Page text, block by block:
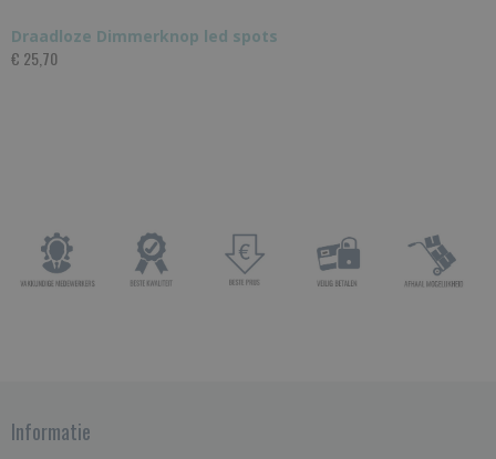
Draadloze Dimmerknop led spots
€ 25,70
Informatie